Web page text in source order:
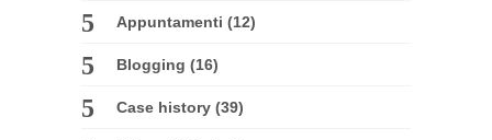
Appuntamenti (12)
Blogging (16)
Case history (39)